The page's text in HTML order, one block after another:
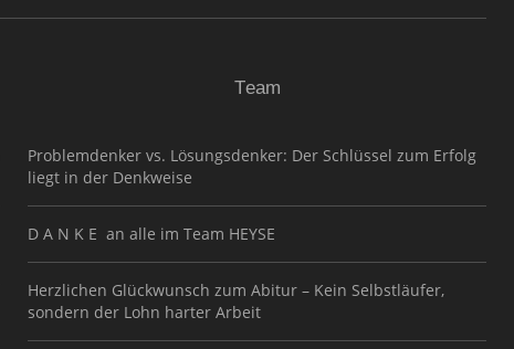
Team
Problemdenker vs. Lösungsdenker: Der Schlüssel zum Erfolg
liegt in der Denkweise
D A N K E an alle im Team HEYSE
Herzlichen Glückwunsch zum Abitur – Kein Selbstläufer,
sondern der Lohn harter Arbeit